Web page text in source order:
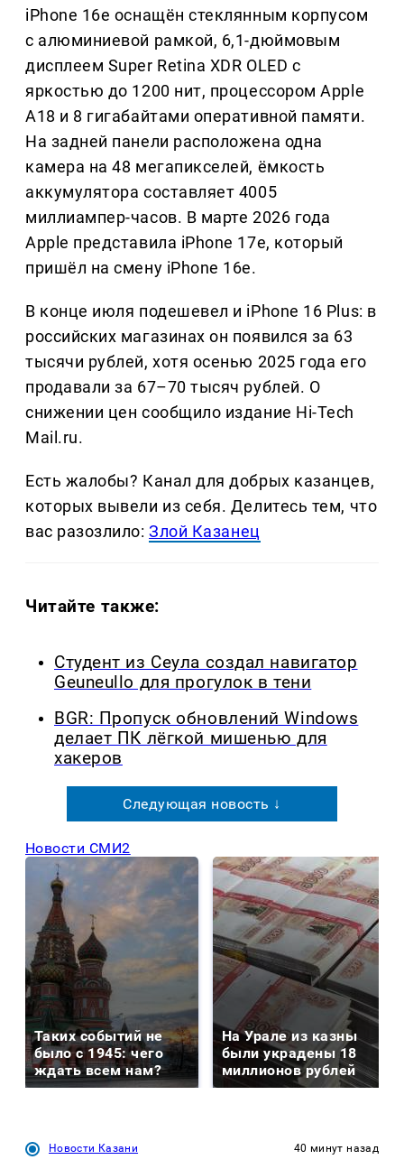
iPhone 16e оснащён стеклянным корпусом
с алюминиевой рамкой, 6,1-дюймовым
дисплеем Super Retina XDR OLED с
яркостью до 1200 нит, процессором Apple
A18 и 8 гигабайтами оперативной памяти.
На задней панели расположена одна
камера на 48 мегапикселей, ёмкость
аккумулятора составляет 4005
миллиампер-часов. В марте 2026 года
Apple представила iPhone 17e, который
пришёл на смену iPhone 16e.
В конце июля подешевел и iPhone 16 Plus: в
российских магазинах он появился за 63
тысячи рублей, хотя осенью 2025 года его
продавали за 67–70 тысяч рублей. О
снижении цен сообщило издание Hi-Tech
Mail.ru.
Есть жалобы? Канал для добрых казанцев,
которых вывели из себя. Делитеcь тем, что
вас разозлило:Злой Казанец
Читайте также:
Студент из Сеула создал навигатор
Geuneullo для прогулок в тени
BGR: Пропуск обновлений Windows
делает ПК лёгкой мишенью для
хакеров
Следующая новость ↓
Новости СМИ2
Таких событий не
было с 1945: чего
ждать всем нам?
На Урале из казны
были украдены 18
миллионов рублей
Новости Казани 40 минут назад